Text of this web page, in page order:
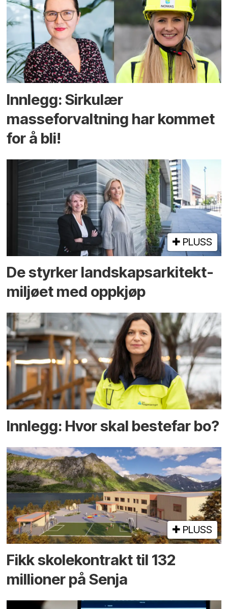
Innlegg: Sirkulær
masseforvaltning har kommet
for å bli!
PLUSS
De styrker landskaps­arkitekt­
miljøet med oppkjøp
Innlegg: Hvor skal bestefar bo?
PLUSS
Fikk skole­kontrakt til 132
millioner på Senja